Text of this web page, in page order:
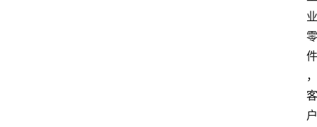
业
零
件
，
客
户